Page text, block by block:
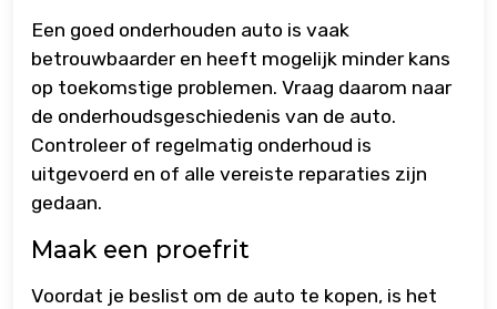
Een goed onderhouden auto is vaak
betrouwbaarder en heeft mogelijk minder kans
op toekomstige problemen. Vraag daarom naar
de onderhoudsgeschiedenis van de auto.
Controleer of regelmatig onderhoud is
uitgevoerd en of alle vereiste reparaties zijn
gedaan.
Maak een proefrit
Voordat je beslist om de auto te kopen, is het